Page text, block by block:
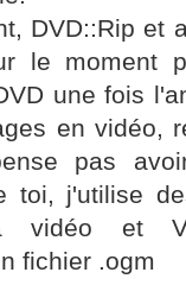
DVD::Rip et
le moment
une fois
en vidéo,
pas
toi, j'utilise
vidéo et
fichier .ogm